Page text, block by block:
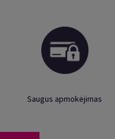
Saugus apmokėjimas